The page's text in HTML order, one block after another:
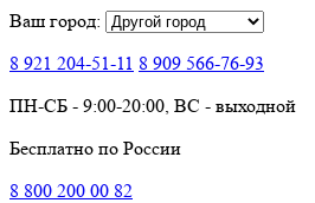
Ваш город:
8 921 204-51-11 8 909 566-76-93
ПН-СБ - 9:00-20:00, ВС - выходной
Бесплатно по России
8 800 200 00 82